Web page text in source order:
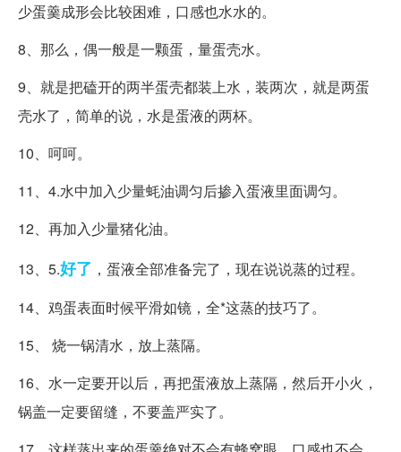
少蛋羹成形会比较困难，口感也水水的。
8、那么，偶一般是一颗蛋，量蛋壳水。
9、就是把磕开的两半蛋壳都装上水，装两次，就是两蛋
壳水了，简单的说，水是蛋液的两杯。
10、呵呵。
11、4.水中加入少量蚝油调匀后掺入蛋液里面调匀。
12、再加入少量猪化油。
13、5.好了 ，蛋液全部准备完了，现在说说蒸的过程。
14、鸡蛋表面时候平滑如镜，全*这蒸的技巧了。
15、 烧一锅清水，放上蒸隔。
16、水一定要开以后，再把蛋液放上蒸隔，然后开小火，
锅盖一定要留缝，不要盖严实了。